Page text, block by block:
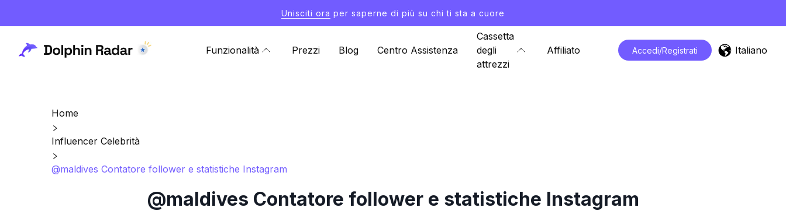
Unisciti ora per saperne di più su chi ti sta a cuore
Funzionalità Prezzi Blog Centro Assistenza
Cassetta
degli
attrezzi
Affiliato Accedi/Registrati Italiano
Home
Influencer Celebrità
@maldives Contatore follower e statistiche Instagram
@maldives Contatore follower e statistiche Instagram